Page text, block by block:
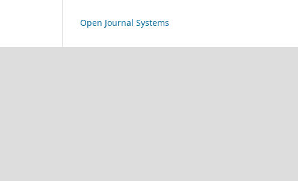
Open Journal Systems